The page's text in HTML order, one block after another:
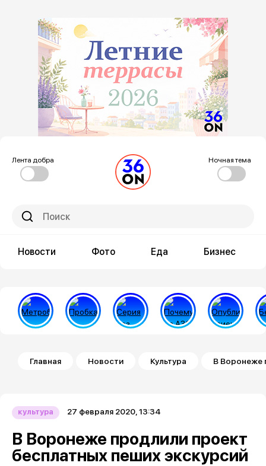
Лента добра Ночная тема
Новости Фото Еда Бизнес
Строка навигации
Главная Новости Культура В Воронеже
культура 27 февраля 2020, 13:34
В Воронеже продлили проект
бесплатных пеших экскурсий